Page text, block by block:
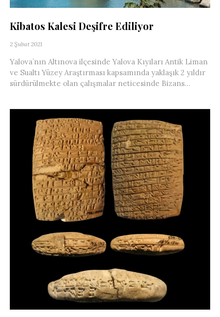
Kibatos Kalesi Deşifre Ediliyor
2 Şubat 2021
Yalova’nın Altınova ilçesinde Yalova Kıyıları Antik Liman
ve Sualtı Yüzey Araştırması kapsamında yaklaşık 2 yıldır
sürdürülmekte olan çalışmalar neticesinde Bizans...